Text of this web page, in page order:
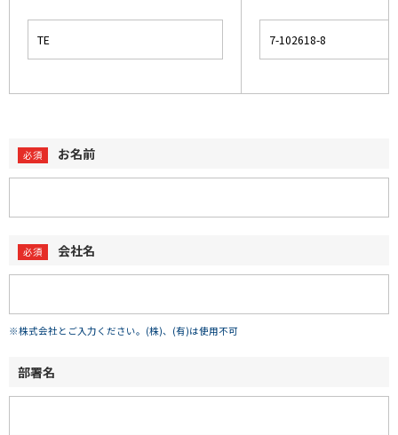
お名前
会社名
※株式会社とご入力ください。(株)、(有)は使用不可
部署名